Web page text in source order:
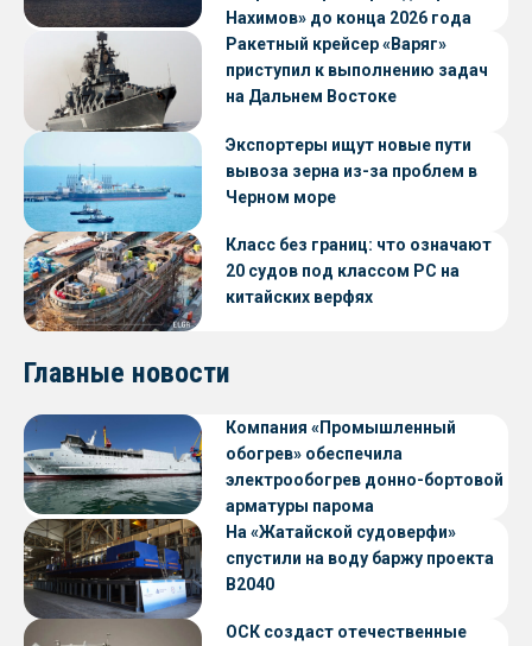
Нахимов» до конца 2026 года
Ракетный крейсер «Варяг»
приступил к выполнению задач
на Дальнем Востоке
Экспортеры ищут новые пути
вывоза зерна из-за проблем в
Черном море
Класс без границ: что означают
20 судов под классом РС на
китайских верфях
Главные новости
Компания «Промышленный
обогрев» обеспечила
электрообогрев донно-бортовой
арматуры парома
«Петропавловск» проекта CNF22
На «Жатайской судоверфи»
спустили на воду баржу проекта
В2040
ОСК создаст отечественные